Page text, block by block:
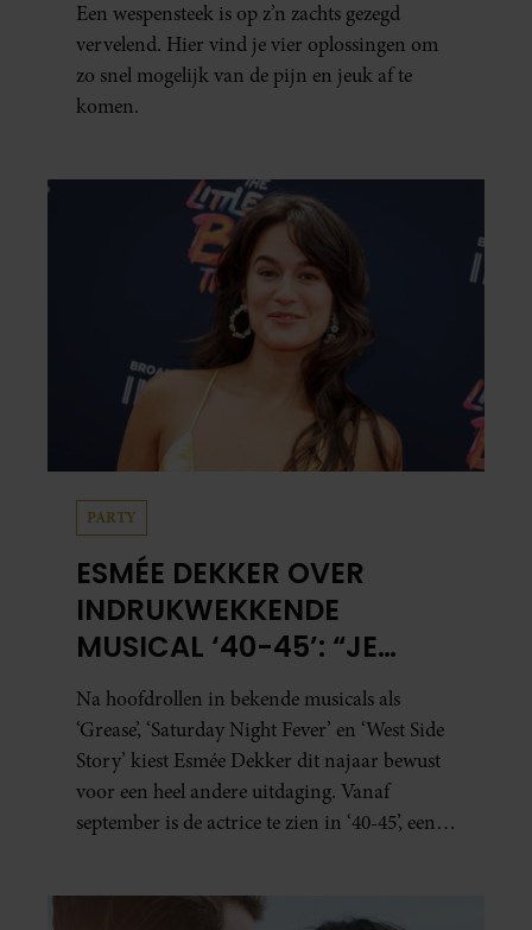
Een wespensteek is op z’n zachts gezegd
vervelend. Hier vind je vier oplossingen om
zo snel mogelijk van de pijn en jeuk af te
komen.
PARTY
ESMÉE DEKKER OVER
INDRUKWEKKENDE
MUSICAL ‘40-45’: “JE
BESEFT INEENS HOE
KOSTBAAR VRIJHEID IS”
Na hoofdrollen in bekende musicals als
‘Grease’, ‘Saturday Night Fever’ en ‘West Side
Story’ kiest Esmée Dekker dit najaar bewust
voor een heel andere uitdaging. Vanaf
september is de actrice te zien in ‘40-45’, een
een voorstelling die niet alleen raakt, maar